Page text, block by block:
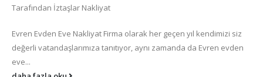
Tarafından İztaşlar Nakliyat
Evren Evden Eve Nakliyat Firma olarak her geçen yıl kendimizi siz
değerli vatandaşlarımıza tanıtıyor, aynı zamanda da Evren evden
eve...